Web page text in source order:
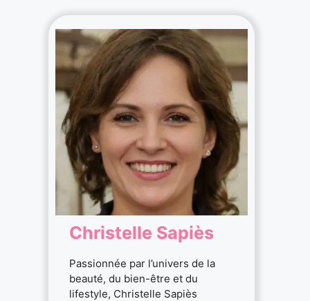
Christelle Sapiès
Passionnée par l’univers de la
beauté, du bien-être et du
lifestyle, Christelle Sapiès